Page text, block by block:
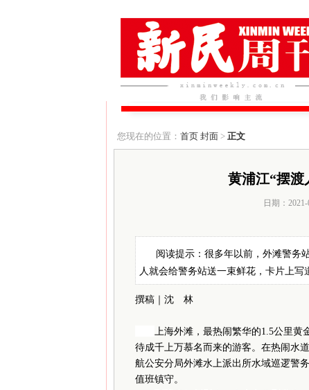
您现在的位置： 首页 封面> 正文
黄浦江“摆渡
日期：
阅读提示：很多年以前，外滩警务
人就会给警务站送一束鲜花，卡片上写
撰稿｜沈 林
上海外滩，最热闹繁华的1.5公里黄
待成千上万慕名而来的游客。在热闹水
航公安分局外滩水上派出所水域巡逻警
值班镇守。